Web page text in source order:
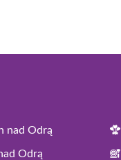
nad Odrą
Odrą